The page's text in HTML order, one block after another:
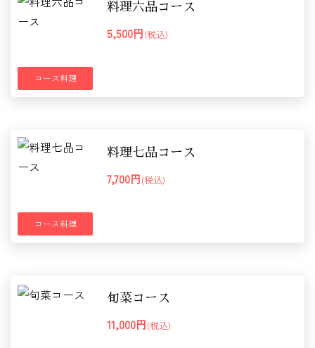
コース料理
料理六品コース
5,500円(税込)
コース料理
料理七品コース
7,700円(税込)
旬菜コース
11,000円(税込)